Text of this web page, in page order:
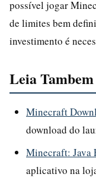
possível jogar
de limites bem
investimento é
Leia Tambem
Minecraft
download do
Minecraft: Java
aplicativo na